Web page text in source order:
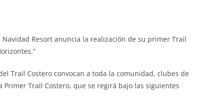
Navidad Resort anuncia la realización de su primer Trail
Trail Costero convocan a toda la comunidad, clubes de
Trail Costero, que se regirá bajo las siguientes